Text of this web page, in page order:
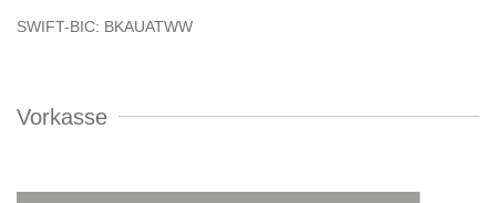
SWIFT-BIC: BKAUATWW
Vorkasse